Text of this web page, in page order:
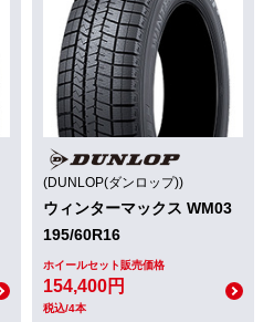
(DUNLOP(ダンロップ))
ウィンターマックス WM03
195/60R16
ホイールセット販売価格
154,400円
税込/4本